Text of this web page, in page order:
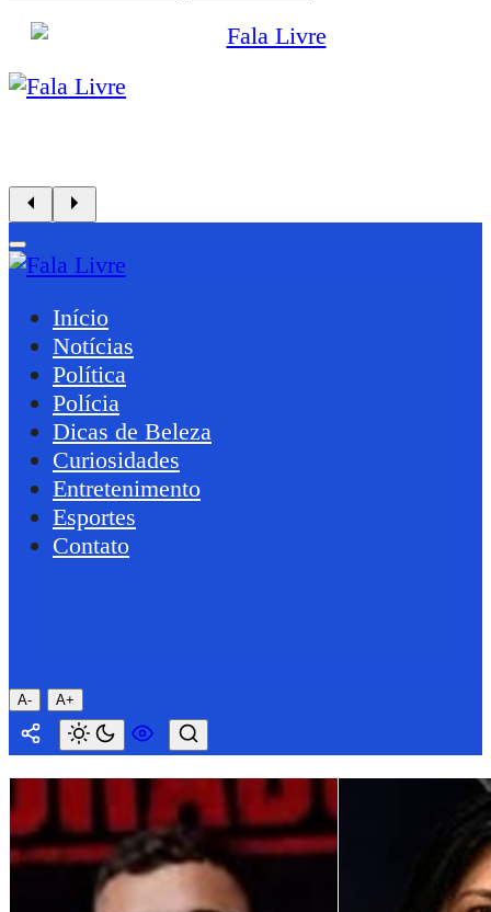
Início
Notícias
Política
Polícia
Dicas de Beleza
Curiosidades
Entretenimento
Esportes
Contato
A- A+